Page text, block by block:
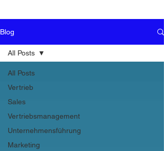
Blog
All Posts
Vertrieb
Sales
Vertriebsmanagement
Unternehmensführung
Marketing
All Posts